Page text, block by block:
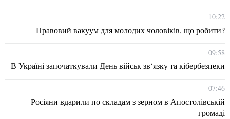
10:22
Правовий вакуум для молодих чоловіків, що робити?
09:58
В Україні започаткували День військ зв‘язку та кібербезпеки
07:46
Росіяни вдарили по складам з зерном в Апостолівській
громаді